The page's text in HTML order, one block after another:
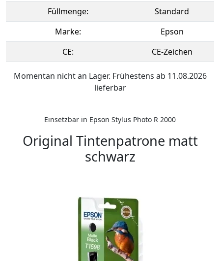
Füllmenge:
Standard
Marke:
Epson
CE:
CE-Zeichen
Momentan nicht an Lager. Frühestens ab 11.08.2026
lieferbar
Einsetzbar in Epson Stylus Photo R 2000
Original Tintenpatrone matt
schwarz